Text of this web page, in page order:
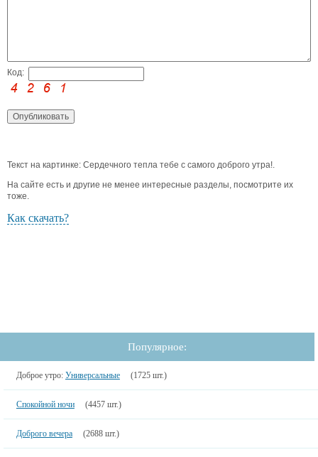
Код:
Текст на картинке: Сердечного тепла тебе с самого доброго утра!.
На сайте есть и другие не менее интересные разделы, посмотрите их
тоже.
Как скачать?
Популярное:
Доброе утро: Универсальные (1725 шт.)
Спокойной ночи (4457 шт.)
Доброго вечера (2688 шт.)